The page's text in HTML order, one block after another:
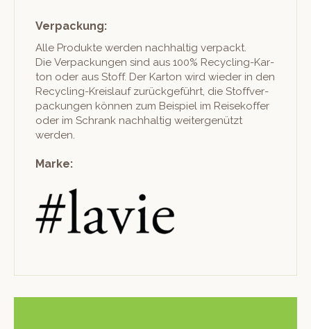
Verpackung:
Alle Pro­duk­te wer­den nach­haltig ver­packt.
Die Ver­pack­un­gen sind aus 100% Recy­cling-Kar­
ton oder aus Stoff. Der Kar­ton wird wieder in den
Recy­cling-Kreis­lauf zurück­ge­führt, die Stof­fver­
pack­un­gen kön­nen zum Beispiel im Reisekof­fer
oder im Schrank nach­haltig weit­er­genützt
werden.
Marke: